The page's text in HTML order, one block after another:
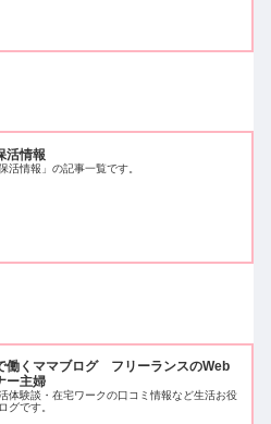
活情報
活情報」の記事一覧です。
働くママブログ フリーランスのWeb
ー主婦
体験談・在宅ワークの口コミ情報など生活お役
グです。